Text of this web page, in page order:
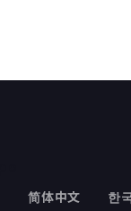
简体中文 한